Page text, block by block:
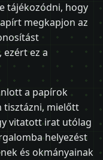
tájékozódni, hogy
megkapjon az
ez a
a papírok
tisztázni, mielőtt
vitatott irat utólag
helyezést
és okmányainak